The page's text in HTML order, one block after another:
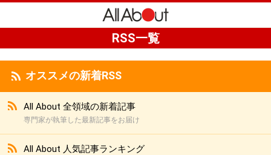
RSS一覧
オススメの新着RSS
All About 全領域の新着記事
専門家が執筆した最新記事をお届け
All About 人気記事ランキング